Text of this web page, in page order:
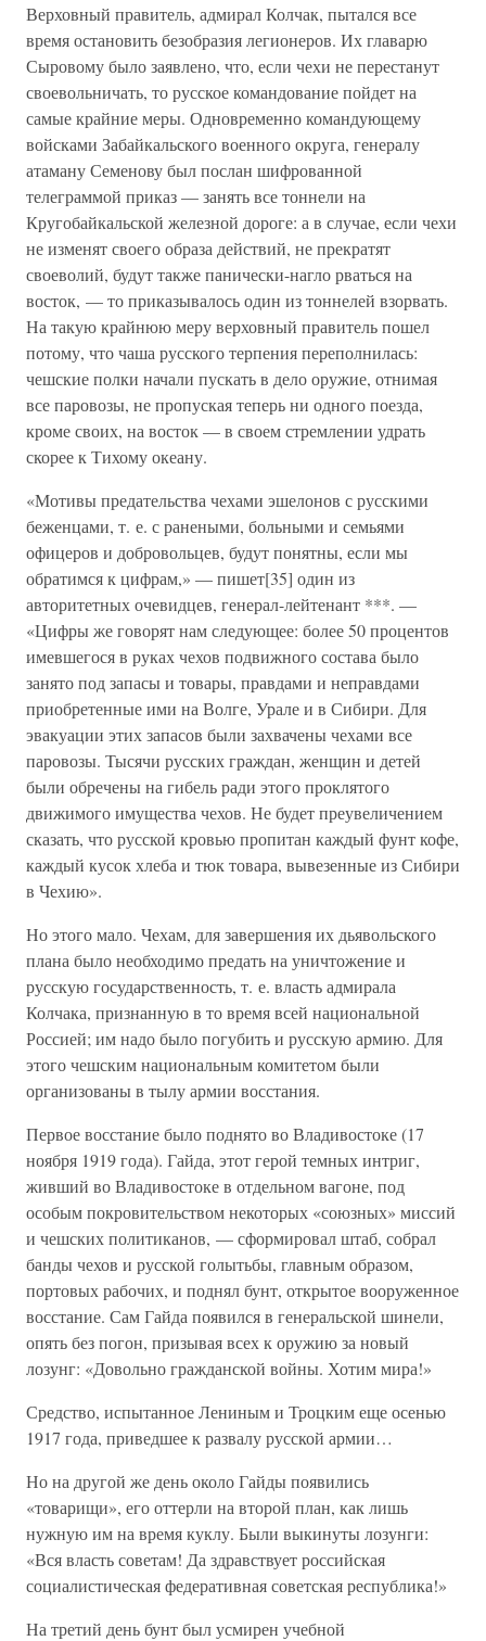
Верховный правитель, адмирал Колчак, пытался все
время остановить безобразия легионеров. Их главарю
Сыровому было заявлено, что, если чехи не перестанут
своевольничать, то русское командование пойдет на
самые крайние меры. Одновременно командующему
войсками Забайкальского военного округа, генералу
атаману Семенову был послан шифрованной
телеграммой приказ — занять все тоннели на
Кругобайкальской железной дороге: а в случае, если чехи
не изменят своего образа действий, не прекратят
своеволий, будут также панически-нагло рваться на
восток, — то приказывалось один из тоннелей взорвать.
На такую крайнюю меру верховный правитель пошел
потому, что чаша русского терпения переполнилась:
чешские полки начали пускать в дело оружие, отнимая
все паровозы, не пропуская теперь ни одного поезда,
кроме своих, на восток — в своем стремлении удрать
скорее к Тихому океану.
«Мотивы предательства чехами эшелонов с русскими
беженцами, т. е. с ранеными, больными и семьями
офицеров и добровольцев, будут понятны, если мы
обратимся к цифрам,» — пишет[35] один из
авторитетных очевидцев, генерал-лейтенант ***. —
«Цифры же говорят нам следующее: более 50 процентов
имевшегося в руках чехов подвижного состава было
занято под запасы и товары, правдами и неправдами
приобретенные ими на Волге, Урале и в Сибири. Для
эвакуации этих запасов были захвачены чехами все
паровозы. Тысячи русских граждан, женщин и детей
были обречены на гибель ради этого проклятого
движимого имущества чехов. Не будет преувеличением
сказать, что русской кровью пропитан каждый фунт кофе,
каждый кусок хлеба и тюк товара, вывезенные из Сибири
в Чехию».
Но этого мало. Чехам, для завершения их дьявольского
плана было необходимо предать на уничтожение и
русскую государственность, т. е. власть адмирала
Колчака, признанную в то время всей национальной
Россией; им надо было погубить и русскую армию. Для
этого чешским национальным комитетом были
организованы в тылу армии восстания.
Первое восстание было поднято во Владивостоке (17
ноября 1919 года). Гайда, этот герой темных интриг,
живший во Владивостоке в отдельном вагоне, под
особым покровительством некоторых «союзных» миссий
и чешских политиканов, — сформировал штаб, собрал
банды чехов и русской голытьбы, главным образом,
портовых рабочих, и поднял бунт, открытое вооруженное
восстание. Сам Гайда появился в генеральской шинели,
опять без погон, призывая всех к оружию за новый
лозунг: «Довольно гражданской войны. Хотим мира!»
Средство, испытанное Лениным и Троцким еще осенью
1917 года, приведшее к развалу русской армии…
Но на другой же день около Гайды появились
«товарищи», его оттерли на второй план, как лишь
нужную им на время куклу. Были выкинуты лозунги:
«Вся власть советам! Да здравствует российская
социалистическая федеративная советская республика!»
На третий день бунт был усмирен учебной